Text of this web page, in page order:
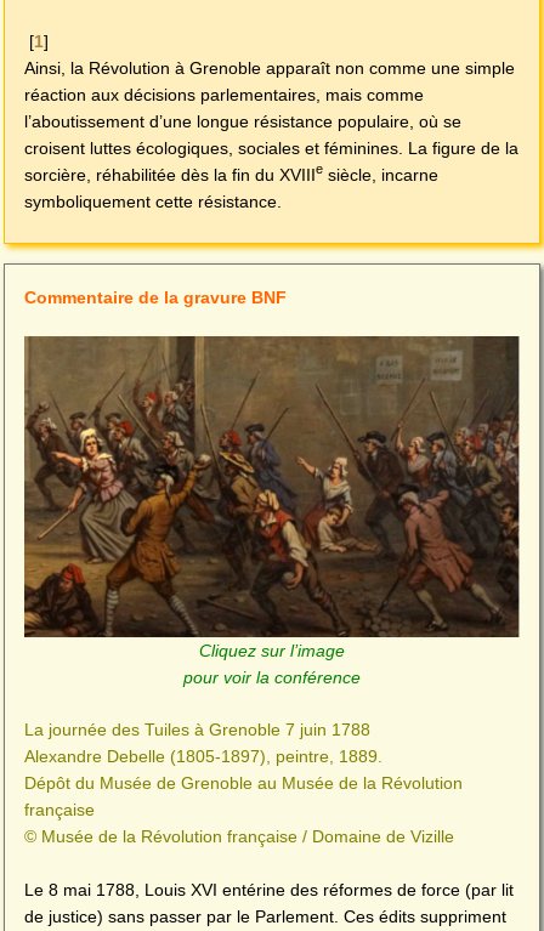
[1]
Ainsi, la Révolution à Grenoble apparaît non comme une simple
réaction aux décisions parlementaires, mais comme
l’aboutissement d’une longue résistance populaire, où se
croisent luttes écologiques, sociales et féminines. La figure de la
sorcière, réhabilitée dès la fin du XVIIIe siècle, incarne
symboliquement cette résistance.
Commentaire de la gravure BNF
Cliquez sur l’image
pour voir la conférence
La journée des Tuiles à Grenoble 7 juin 1788
Alexandre Debelle (1805-1897), peintre, 1889.
Dépôt du Musée de Grenoble au Musée de la Révolution
française
© Musée de la Révolution française / Domaine de Vizille
Le 8 mai 1788, Louis XVI entérine des réformes de force (par lit
de justice) sans passer par le Parlement. Ces édits suppriment